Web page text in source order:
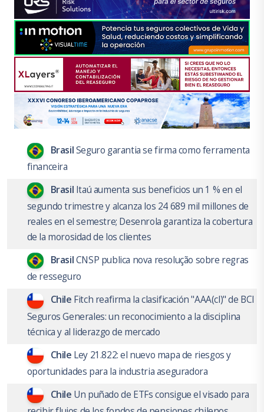
BrasilSeguro garantia se firma como ferramenta
financeira
Brasil Itaú aumenta sus beneficios un 1 % en el
segundo trimestre y alcanza los 24 689 mil millones de
reales en el semestre; Desenrola garantiza la cobertura
de la morosidad de los clientes
BrasilCNSP publica nova resolução sobre regras
de resseguro
Chile Fitch reafirma la clasificación "AAA(cl)" de BCI
Seguros Generales: un reconocimiento a la disciplina
técnica y al liderazgo de mercado
Chile Ley 21.822: el nuevo mapa de riesgos y
oportunidades para la industria aseguradora
Chile Un puñado de ETFs consigue el visado para